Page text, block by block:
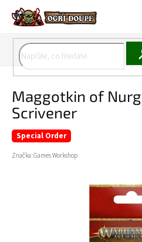
obsah
Maggotkin of
Scrivener
Special Order
Značka:Games Workshop